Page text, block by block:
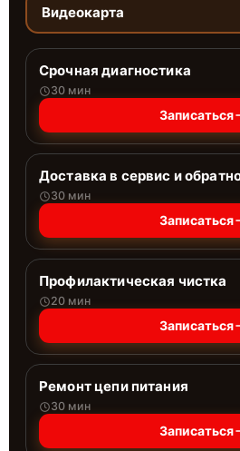
Видеокарта
Срочная диагностика
30 мин
Записаться
Доставка в сервис и
30 мин
Записаться
Профилактическая чистка
20 мин
Записаться
Ремонт цепи питания
30 мин
Записаться